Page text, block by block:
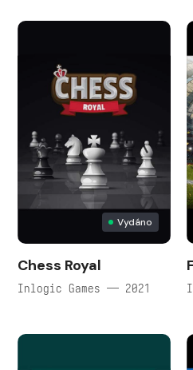
Vydáno
Chess Royal
Inlogic Games — 2021